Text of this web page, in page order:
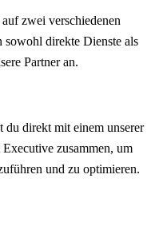
zwei verschiedenen
sowohl direkte Dienste als
Partner an.
du direkt mit einem unserer
zusammen, um
und zu optimieren.